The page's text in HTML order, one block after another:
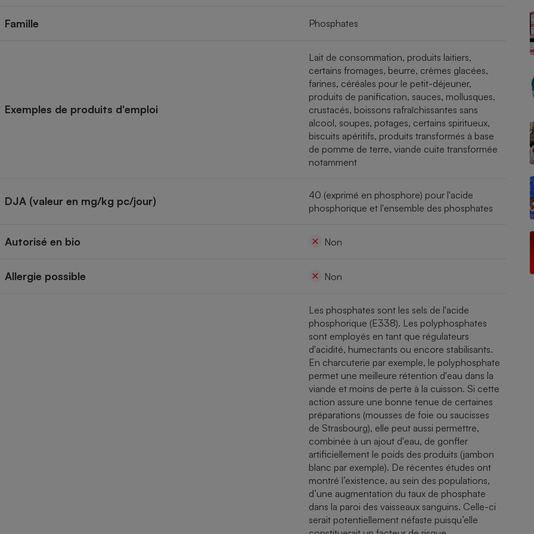
Famille Phosphates
Exemples de produits d'emploi
Lait de consommation, produits laitiers,
certains fromages, beurre, crèmes glacées,
farines, céréales pour le petit-déjeuner,
produits de panification, sauces, mollusques,
crustacés, boissons rafraîchissantes sans
alcool, soupes, potages, certains spiritueux,
biscuits apéritifs, produits transformés à base
de pomme de terre, viande cuite transformée
notamment
DJA (valeur en mg/kg pc/jour)
40 (exprimé en phosphore) pour l'acide
phosphorique et l'ensemble des phosphates
Autorisé en bio Non
Allergie possible Non
Les phosphates sont les sels de l'acide
phosphorique (E338). Les polyphosphates
sont employés en tant que régulateurs
d'acidité, humectants ou encore stabilisants.
En charcuterie par exemple, le polyphosphate
permet une meilleure rétention d'eau dans la
viande et moins de perte à la cuisson. Si cette
action assure une bonne tenue de certaines
préparations (mousses de foie ou saucisses
de Strasbourg), elle peut aussi permettre,
combinée à un ajout d'eau, de gonfler
artificiellement le poids des produits (jambon
blanc par exemple). De récentes études ont
montré l’existence, au sein des populations,
d’une augmentation du taux de phosphate
dans la paroi des vaisseaux sanguins. Celle-ci
serait potentiellement néfaste puisqu’elle
Foie gras
Champagne - Comment choisir une
bouteille de champagne
Assurance vie
Petit électroménager - Ustensile
Lave-vaisselle
Four encastrable
Aspirateur
Ordinateur portable
Appareil photo
numérique
Poêle à granulés
Électricité - Gaz
Lessive
Aide auditive
Crème solaire